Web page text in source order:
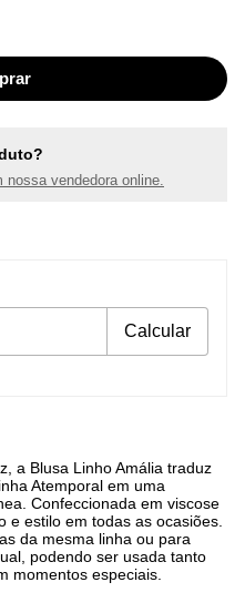
nossa vendedora online.
Calcular
a Blusa Linho Amália traduz
Atemporal em uma
Confeccionada em viscose
e estilo em todas as ocasiões.
da mesma linha ou para
podendo ser usada tanto
momentos especiais.